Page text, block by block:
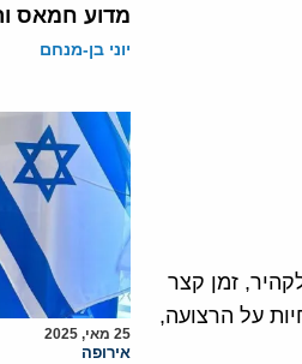
זמן קצר
על הרצועה,
מדוע חמאס
יוני בן-מנחם
25 מאי, 2025
אירופה